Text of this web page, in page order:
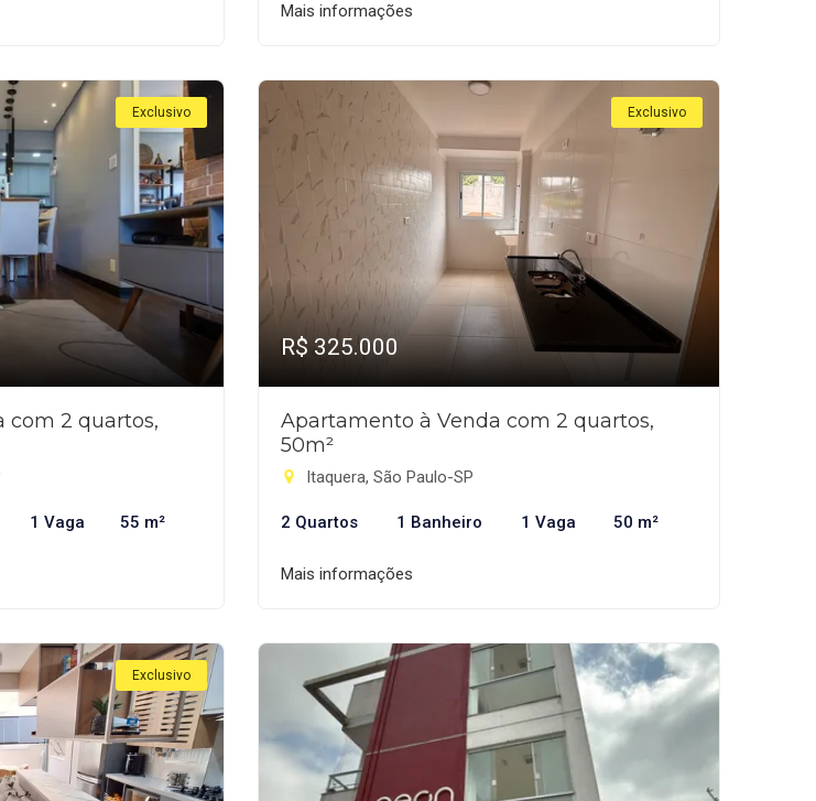
Mais informações
Exclusivo
com 2 quartos,
1 Vaga 55 m²
Exclusivo
R$ 325.000
Apartamento à Venda com 2 quartos,
50m²
Itaquera, São Paulo-SP
2 Quartos 1 Banheiro 1 Vaga 50 m²
Mais informações
Exclusivo